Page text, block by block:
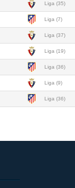
Liga (35)
Liga (7)
Liga (37)
Liga (19)
Liga (36)
Liga (9)
Liga (36)